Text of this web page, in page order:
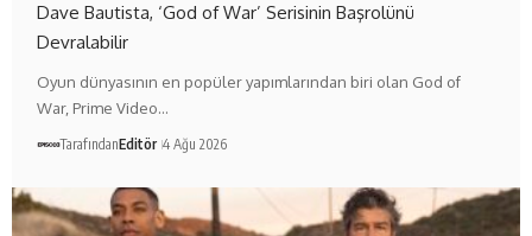
Dave Bautista, ‘God of War’ Serisinin Başrolünü
Devralabilir
Oyun dünyasının en popüler yapımlarından biri olan God of
War, Prime Video…
TarafındanEditör 4 Ağu 2026